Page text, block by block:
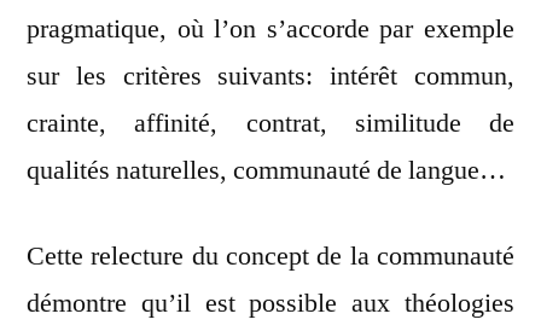
pragmatique, où l’on s’accorde par exemple
sur les critères suivants: intérêt commun,
crainte, affinité, contrat, similitude de
qualités naturelles, communauté de langue…
Cette relecture du concept de la communauté
démontre qu’il est possible aux théologies